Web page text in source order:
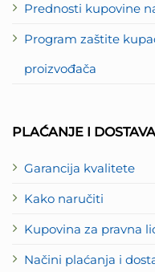
Prednosti kupovine
Program zaštite
proizvođača
PLAĆANJE I DOSTAVA
Garancija kvalitete
Kako naručiti
Kupovina za pravna
Načini plaćanja i